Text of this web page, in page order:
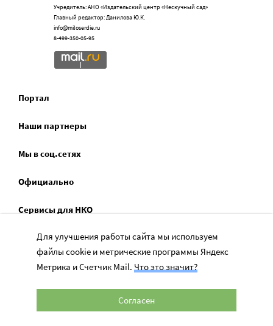
Учредитель: АНО «Издательский центр «Нескучный сад»
Главный редактор: Данилова Ю.К.
info@miloserdie.ru
8-499-350-05-95
Портал
Наши партнеры
Мы в соц.сетях
Официально
Сервисы для НКО
Спецпроекты
Социальное служение
Для улучшения работы сайта мы используем
файлы cookie и метрические программы Яндекс
Метрика и Счетчик Mail. Что это значит?
Согласен